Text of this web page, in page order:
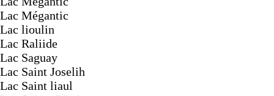
Lac Mégantic
Lac lioulin
Lac Raliide
Lac Saguay
Lac Saint Joselih
Lac Saint liaul